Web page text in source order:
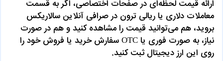
ارائه قیمت لحظه‌ای در صفحات اختصاصی، اگر به قسمت
معاملات دلاری یا ریالی ترون در صرافی آنلاین سالاریکس
بروید، هم می‌توانید قیمت را مشاهده کنید و هم در صورت
نیاز، به صورت فوری یا OTC سفارش خرید یا فروش خود را
روی این ارز دیجیتال ثبت کنید.